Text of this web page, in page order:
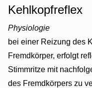
Kehlkopfreflex
Physiologie
bei einer Reizung des
Fremdkörper, erfolgt
Stimmritze mit
des Fremdkörpers zu